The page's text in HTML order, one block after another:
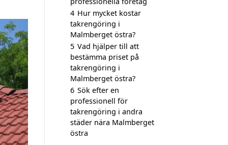
4 Hur mycket kostar
takrengöring i
Malmberget östra?
5 Vad hjälper till att
bestämma priset på
takrengöring i
Malmberget östra?
6 Sök efter en
professionell för
takrengöring i andra
städer nära Malmberget
östra